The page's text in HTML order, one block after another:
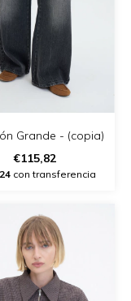
Grande - (copia)
€115,82
con transferencia